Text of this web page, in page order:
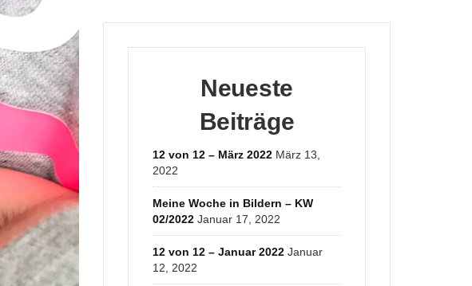
Neueste
Beiträge
12 von 12 – März 2022 März 13,
2022
Meine Woche in Bildern – KW
02/2022 Januar 17, 2022
12 von 12 – Januar 2022 Januar
12, 2022